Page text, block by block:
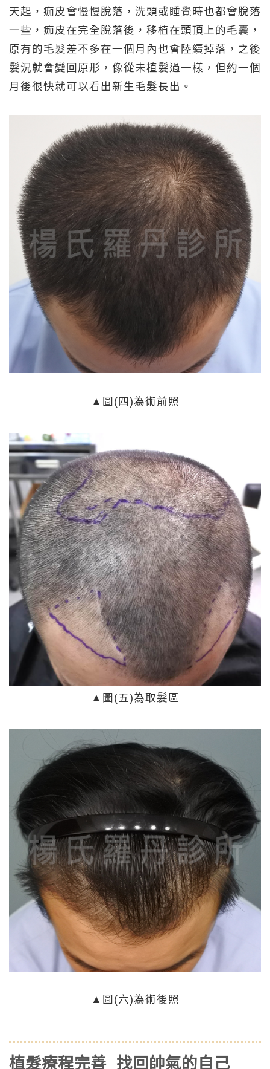
天起，痂皮會慢慢脫落，洗頭或睡覺時也都會脫落
一些，痂皮在完全脫落後，移植在頭頂上的毛囊，
原有的毛髮差不多在一個月內也會陸續掉落，之後
髮況就會變回原形，像從未植髮過一樣，但約一個
月後很快就可以看出新生毛髮長出。
▲ 圖(四)為術前照
▲ 圖(五)為取髮區
▲ 圖(六)為術後照
植髮療程完善 找回帥氣的自己